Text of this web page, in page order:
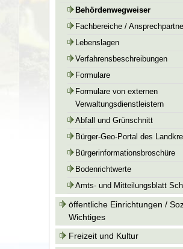
Behördenwegweiser
Fachbereiche /
Lebenslagen
Verfahrensbeschreibungen
Formulare
Formulare von externen
Verwaltungsdienstleistern
Abfall und Grünschnitt
Bürger-Geo-Portal des
Bürgerinformationsbroschüre
Bodenrichtwerte
Amts- und Mitteilungsblatt
öffentliche Einrichtungen /
Wichtiges
Freizeit und Kultur